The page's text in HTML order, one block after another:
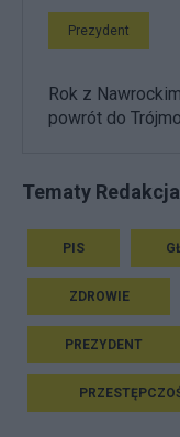
Prezydent
Rok z
powrót do
Tematy Redakcja
PIS
ZDROWIE
PREZYDENT